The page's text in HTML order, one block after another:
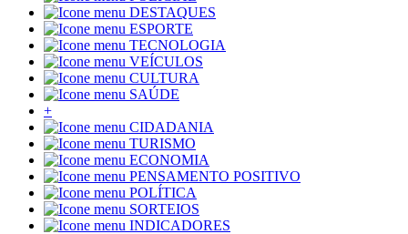
DESTAQUES
ESPORTE
TECNOLOGIA
VEÍCULOS
CULTURA
SAÚDE
+
CIDADANIA
TURISMO
ECONOMIA
PENSAMENTO POSITIVO
POLÍTICA
SORTEIOS
INDICADORES